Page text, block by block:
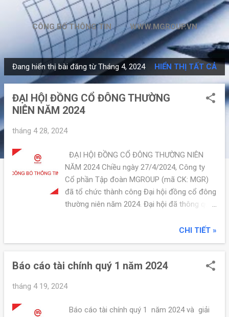
CÔNG BỐ THÔNG TIN WWW.MGROUP.VN
B
à
Đang hiển thị bài đăng từ Tháng 4, 2024 HIỂN THỊ TẤT CẢ
ĐẠI HỘI ĐỒNG CỔ ĐÔNG THƯỜNG
NIÊN NĂM 2024
tháng 4 28, 2024
ĐẠI HỘI ĐỒNG CỔ ĐÔNG THƯỜNG NIÊN
NĂM 2024 Chiều ngày 27/4/2024, Công ty
Cổ phần Tập đoàn MGROUP (mã CK: MGR)
đã tổ chức thành công Đại hội đồng cổ đông
thường niên năm 2024. Đại hội đã thông qua
dung khác với sự nhất trí cao của các cổ
CHI TIẾT »
Báo cáo tài chính quý 1 năm 2024
tháng 4 19, 2024
Báo cáo tài chính quý 1 năm 2024 và giải